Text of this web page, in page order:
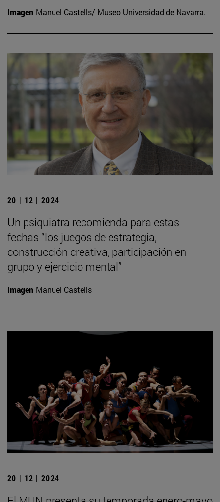
Imagen Manuel Castells/ Museo Universidad de Navarra.
20 | 12 | 2024
Un psiquiatra recomienda para estas
fechas “los juegos de estrategia,
construcción creativa, participación en
grupo y ejercicio mental”
Imagen Manuel Castells
20 | 12 | 2024